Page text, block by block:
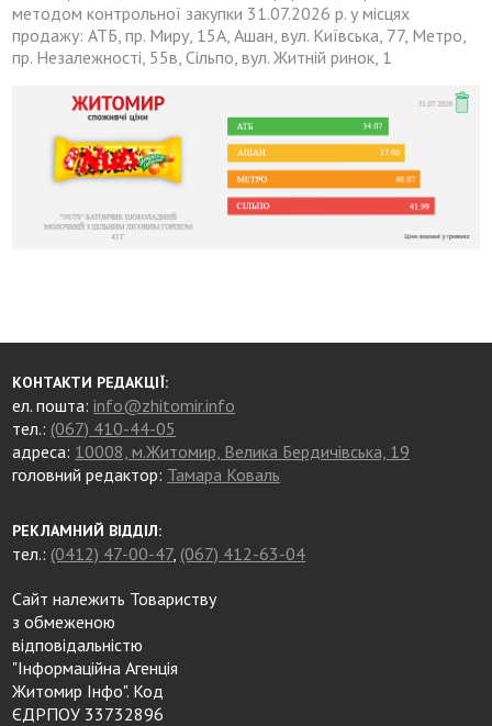
методом контрольної закупки 31.07.2026 р. у місцях
продажу: АТБ, пр. Миру, 15А, Ашан, вул. Київська, 77, Метро,
пр. Незалежності, 55в, Сільпо, вул. Житній ринок, 1
КОНТАКТИ РЕДАКЦІЇ:
ел. пошта:info@zhitomir.info
тел.: (067) 410-44-05
адреса: 10008, м.Житомир, Велика Бердичівська, 19
головний редактор: Тамара Коваль
РЕКЛАМНИЙ ВІДДІЛ:
тел.: (0412) 47-00-47, (067) 412-63-04
Сайт належить Товариству
з обмеженою
відповідальністю
"Інформаційна Агенція
Житомир Інфо". Код
ЄДРПОУ 33732896